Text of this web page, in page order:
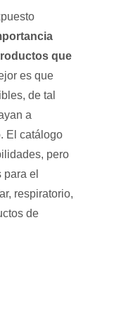
que
es que
de tal
a
El catálogo
pero
el
respiratorio,
de